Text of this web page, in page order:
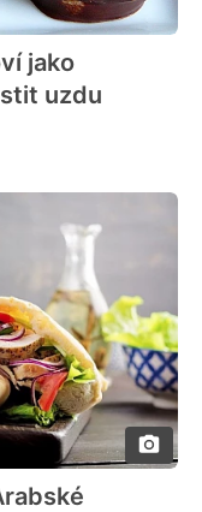
jako
uzdu